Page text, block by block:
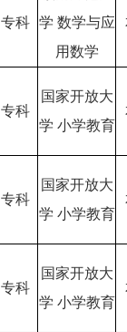
专科 学 数学与应
用数学
专科
国家开放大
学 小学教育
专科
国家开放大
学 小学教育
专科
国家开放大
学 小学教育